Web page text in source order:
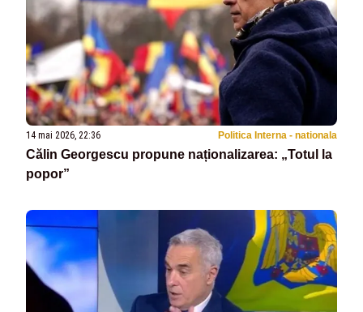
14 mai 2026, 22:36 Politica Interna - nationala
Călin Georgescu propune naționalizarea: „Totul la
popor”